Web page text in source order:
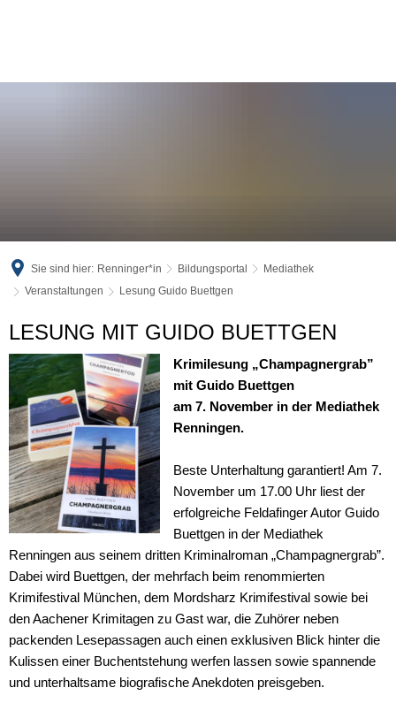
Sie sind hier: Renninger*in Bildungsportal
Mediathek
Veranstaltungen
Lesung Guido Buettgen
Lesung
Guido
Buettgen
LESUNG MIT GUIDO BUETTGEN
Krimilesung „Champagnergrab”
mit Guido Buettgen
am 7. November in der Mediathek
Renningen.
Beste Unterhaltung garantiert! Am 7.
November um 17.00 Uhr liest der
erfolgreiche Feldafinger Autor Guido
Buettgen in der Mediathek
Renningen aus seinem dritten Kriminalroman „Champagnergrab”.
Dabei wird Buettgen, der mehrfach beim renommierten
Krimifestival München, dem Mordsharz Krimifestival sowie bei
den Aachener Krimitagen zu Gast war, die Zuhörer neben
packenden Lesepassagen auch einen exklusiven Blick hinter die
Kulissen einer Buchentstehung werfen lassen sowie spannende
und unterhaltsame biografische Anekdoten preisgeben.